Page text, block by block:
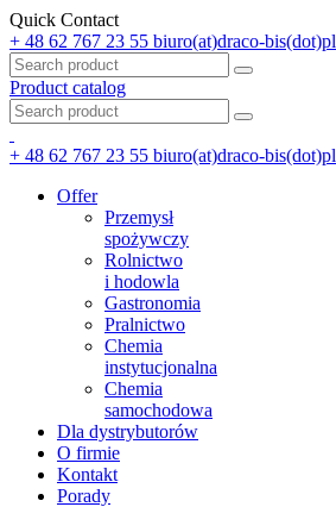
Quick Contact
+ 48 62 767 23 55 biuro(at)draco-bis(dot)pl
Product catalog
+ 48 62 767 23 55 biuro(at)draco-bis(dot)pl
Offer
Przemysł
spożywczy
Rolnictwo
i hodowla
Gastronomia
Pralnictwo
Chemia
instytucjonalna
Chemia
samochodowa
Dla dystrybutorów
O firmie
Kontakt
Porady